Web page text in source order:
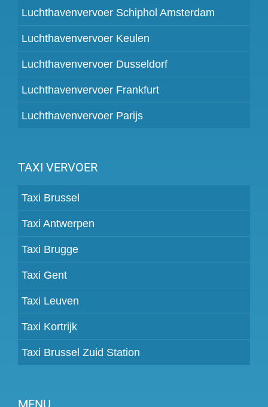
Luchthavenvervoer Schiphol Amsterdam
Luchthavenvervoer Keulen
Luchthavenvervoer Dusseldorf
Luchthavenvervoer Frankfurt
Luchthavenvervoer Parijs
TAXI VERVOER
Taxi Brussel
Taxi Antwerpen
Taxi Brugge
Taxi Gent
Taxi Leuven
Taxi Kortrijk
Taxi Brussel Zuid Station
MENU